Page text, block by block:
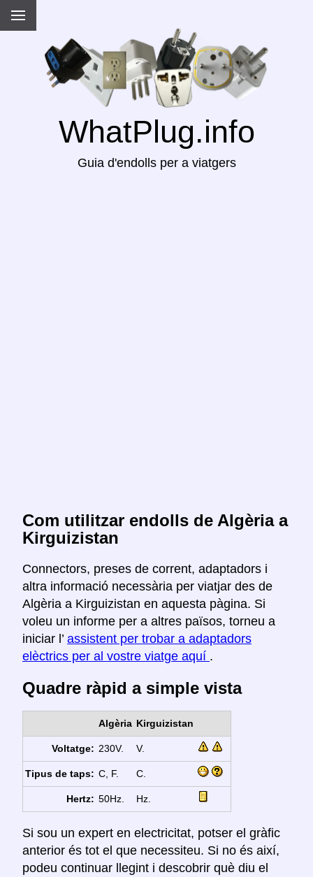
WhatPlug.info
Guia d'endolls per a viatgers
Com utilitzar endolls de Algèria a
Kirguizistan
Connectors, preses de corrent, adaptadors i
altra informació necessària per viatjar des de
Algèria a Kirguizistan en aquesta pàgina. Si
voleu un informe per a altres països, torneu a
iniciar l’ assistent per trobar a adaptadors
elèctrics per al vostre viatge aquí .
Quadre ràpid a simple vista
Algèria Kirguizistan
Voltatge: 230V. V.
Tipus de taps: C, F. C.
Hertz: 50Hz. Hz.
Si sou un expert en electricitat, potser el gràfic
anterior és tot el que necessiteu. Si no és així,
podeu continuar llegint i descobrir què diu el